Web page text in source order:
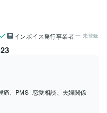
インボイス発行事業者 未登録
23
痛、PMS 恋愛相談、夫婦関係